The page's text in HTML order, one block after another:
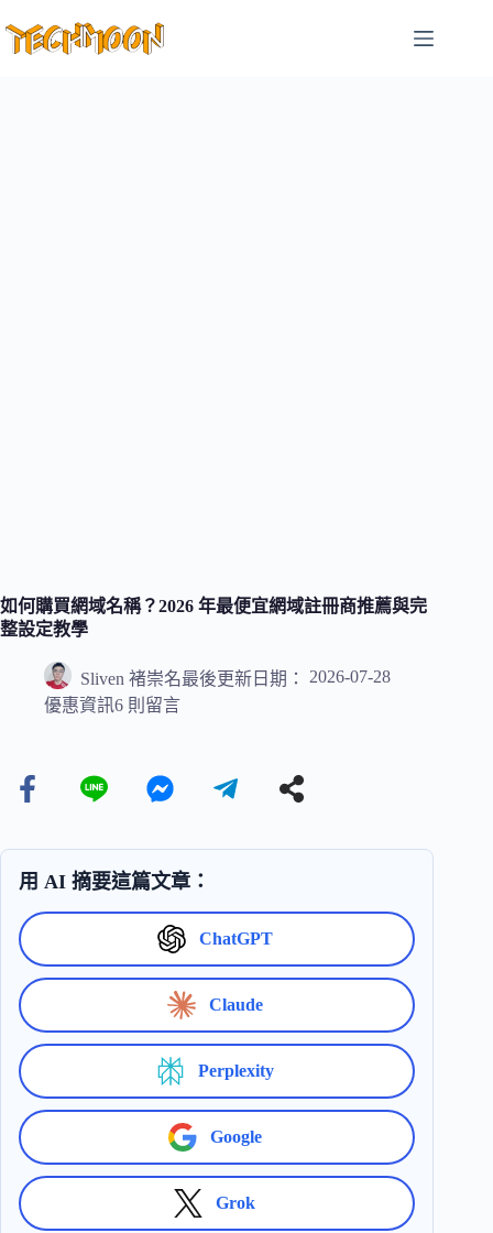
至
如何購買網域名稱？2026 年最便宜網域註冊商推薦與完
整設定教學
Sliven 褚崇名最後更新日期：
2026-07-28
優惠資訊6 則留言
用 AI 摘要這篇文章：
ChatGPT
Claude
Perplexity
Google
Grok